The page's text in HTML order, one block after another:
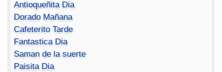
Antioqueñita Dia
Dorado Mañana
Cafeterito Tarde
Fantastica Dia
Saman de la suerte
Paisita Dia